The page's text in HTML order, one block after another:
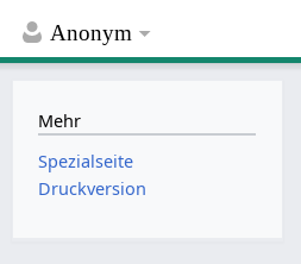
Anonym
Mehr
Spezialseite
Druckversion